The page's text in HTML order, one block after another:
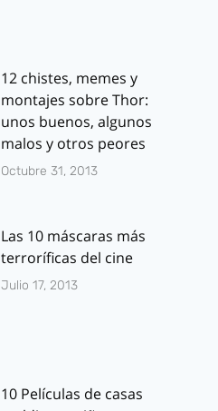
12 chistes, memes y
montajes sobre Thor:
unos buenos, algunos
malos y otros peores
Octubre 31, 2013
Las 10 máscaras más
terroríficas del cine
Julio 17, 2013
10 Películas de casas